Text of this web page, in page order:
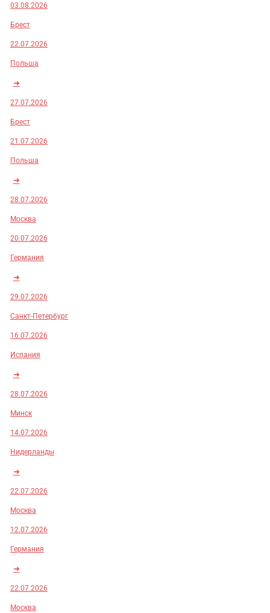
03.08.2026
Брест
22.07.2026
Польша
➜
27.07.2026
Брест
21.07.2026
Польша
➜
28.07.2026
Москва
20.07.2026
Германия
➜
29.07.2026
Санкт-Петербург
16.07.2026
Испания
➜
28.07.2026
Минск
14.07.2026
Нидерланды
➜
22.07.2026
Москва
12.07.2026
Германия
➜
22.07.2026
Москва